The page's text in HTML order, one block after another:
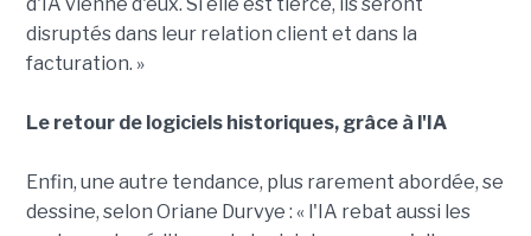
disruptés dans leur relation client et dans la
facturation. »
Le retour de logiciels historiques, grâce à l'IA
Enfin, une autre tendance, plus rarement abordée, se
dessine, selon Oriane Durvye : « l'IA rebat aussi les